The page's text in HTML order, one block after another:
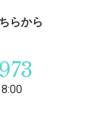
らから